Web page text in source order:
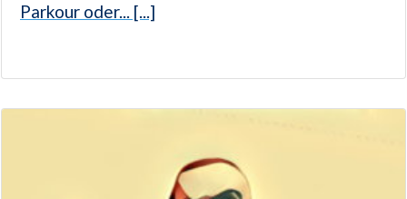
Parkour oder... [...]